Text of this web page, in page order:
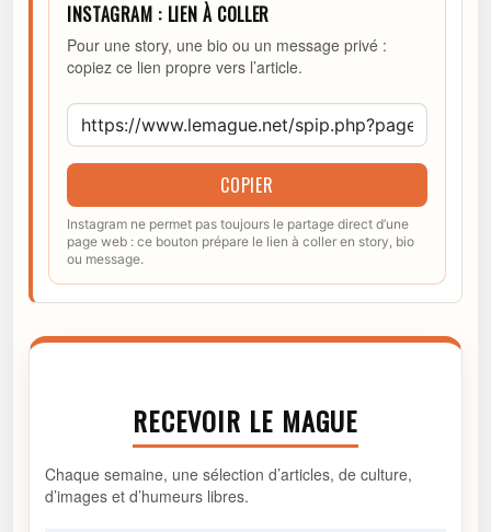
INSTAGRAM : LIEN À COLLER
Pour une story, une bio ou un message privé :
copiez ce lien propre vers l’article.
COPIER
Instagram ne permet pas toujours le partage direct d’une
page web : ce bouton prépare le lien à coller en story, bio
ou message.
RECEVOIR LE MAGUE
Chaque semaine, une sélection d’articles, de culture,
d’images et d’humeurs libres.